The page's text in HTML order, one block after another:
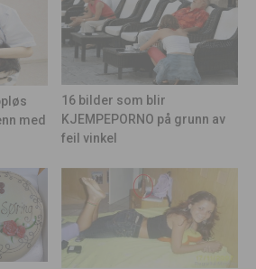
med
16 bilder som blir
KJEMPEPORNO på grunn av
feil vinkel